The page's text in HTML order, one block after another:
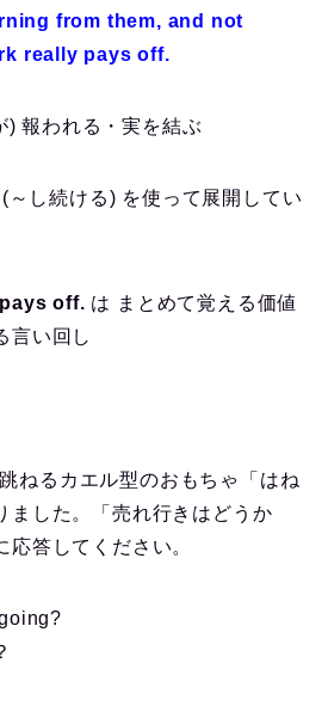
from them, and not
really pays off.
報われる・実を結ぶ
～し続ける) を使って展開してい
off. は まとめて覚える価値
言い回し
ねるカエル型のおもちゃ「はね
ました。「売れ行きはどうか
答してください。